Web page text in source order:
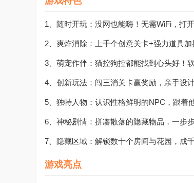
1、随时开玩：没网也能嗨！无需WiFi，打
2、爽炸消除：上千个创意关卡+强力道具
3、萌宠作伴：猫控狗控都能找到心头好！
4、创新玩法：闯三消关卡赢奖励，亲手设
5、独特人物：认识性格鲜明的NPC，跟着
6、神秘剧情：拼凑散落的隐藏物品，一步
7、隐藏区域：解锁数十个房间与花园，成
游戏亮点